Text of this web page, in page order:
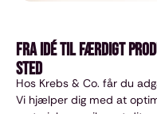
Fra idé til færdigt
sted
Hos Krebs & Co. får du
Vi hjælper dig med at